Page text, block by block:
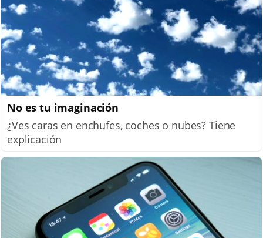
No es tu imaginación
¿Ves caras en enchufes, coches o nubes? Tiene
explicación